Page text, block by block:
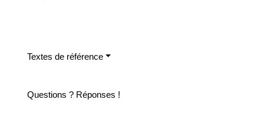
Textes de référence
Questions ? Réponses !